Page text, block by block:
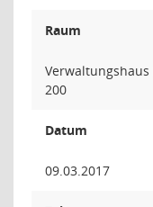
Raum
200
Datum
09.03.2017